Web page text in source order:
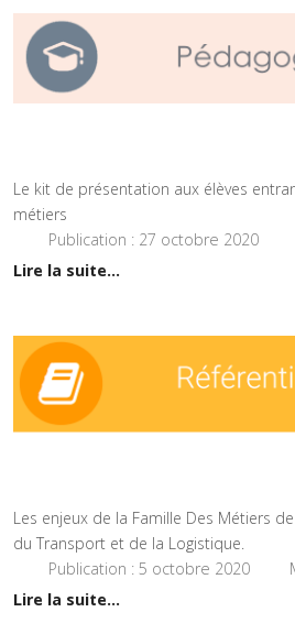
Le kit de présentation aux élèves
métiers
Publication : 27 octobre 2020
Lire la suite...
Les enjeux de la Famille Des Métiers
du Transport et de la Logistique.
Publication : 5 octobre 2020
Lire la suite...